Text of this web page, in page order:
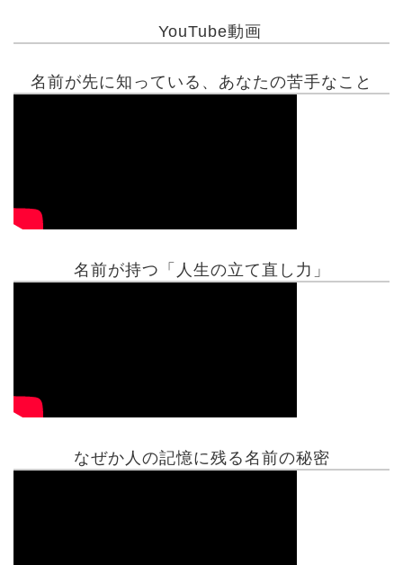
YouTube動画
名前が先に知っている、あなたの苦手なこと
名前が持つ「人生の立て直し力」
なぜか人の記憶に残る名前の秘密